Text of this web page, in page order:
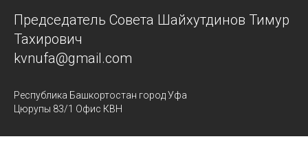
Председатель Совета Шайхутдинов Тимур
Тахирович
kvnufa@gmail.com
Республика Башкортостан город Уфа
Цюрупы 83/1 Офис КВН